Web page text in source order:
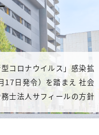
型コロナウイルス」感染拡
17日発令）を踏まえ 社会
士法人サフィールの方針